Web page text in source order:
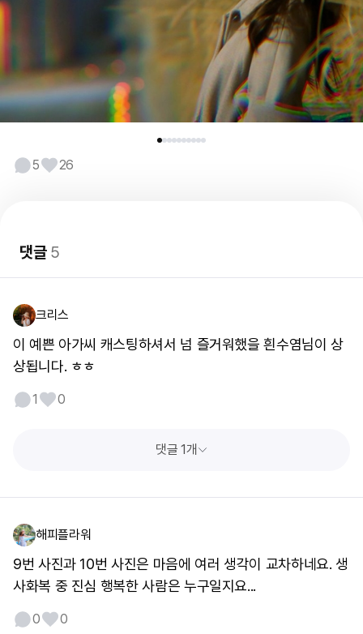
5 26
댓글5
크리스
이 예쁜 아가씨 캐스팅하셔서 넘 즐거워했을 흰수염님이 상
상됩니다. ㅎㅎ
1 0
댓글 1개
해피플라워
9번 사진과 10번 사진은 마음에 여러 생각이 교차하네요. 생
사화복 중 진심 행복한 사람은 누구일지요...
0 0